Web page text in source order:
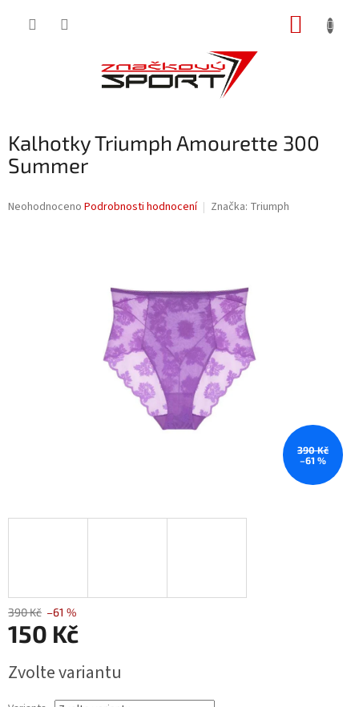
Kalhotky Triumph Amourette 300
Summer
Průměrné
Neohodnoceno Podrobnosti hodnocení Značka: Triumph
390 Kč
–61 %
390 Kč –61 %
150 Kč
cena:
Zvolte variantu